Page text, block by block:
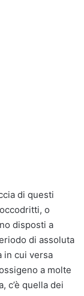
di questi
o
disposti a
di assoluta
in cui versa
a molte
c’è quella dei